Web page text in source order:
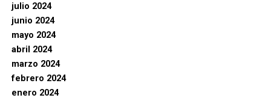
julio 2024
junio 2024
mayo 2024
abril 2024
marzo 2024
febrero 2024
enero 2024